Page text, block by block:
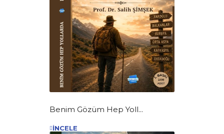
Benim Gözüm Hep Yoll...
İNCELE